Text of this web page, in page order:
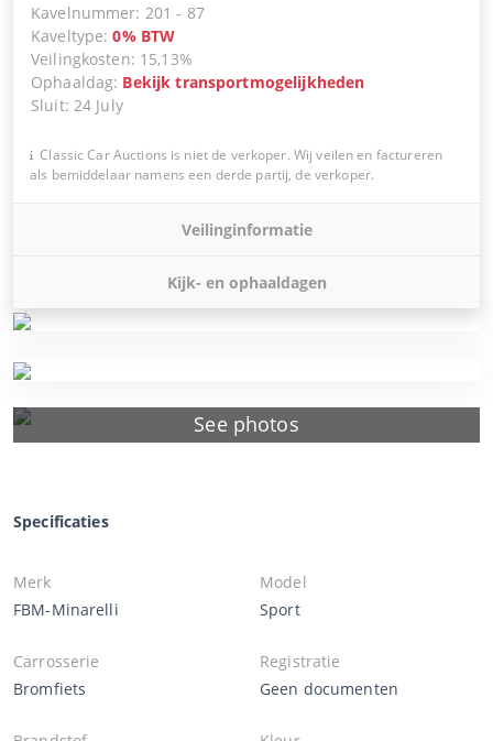
See photos
Kavelnummer: 201 - 87
Kaveltype:0% BTW
Veilingkosten: 15,13%
Ophaaldag: Bekijk transportmogelijkheden
Sluit: 24 July
Classic Car Auctions is niet de verkoper. Wij veilen en factureren
als bemiddelaar namens een derde partij, de verkoper.
Veilinginformatie
Kijk- en ophaaldagen
Specificaties
Merk
FBM-Minarelli
Model
Sport
Carrosserie
Bromfiets
Registratie
Geen documenten